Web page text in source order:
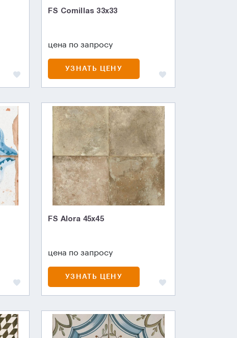
FS Comillas 33x33
цена по запросу
УЗНАТЬ ЦЕНУ
FS Alora 45x45
цена по запросу
УЗНАТЬ ЦЕНУ